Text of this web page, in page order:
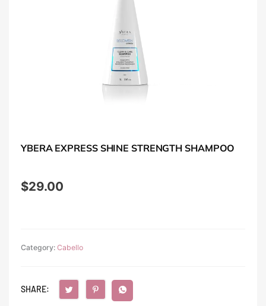
YBERA EXPRESS SHINE STRENGTH SHAMPOO
$29.00
Category: Cabello
SHARE: